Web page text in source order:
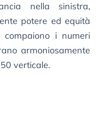
nella sinistra,
potere ed equità
i numeri
armoniosamente
verticale.